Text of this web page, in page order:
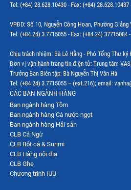
Tel: (+84) 28.628.10430 - Fax: (+84)
VPĐD: Số 10, Nguyễn Công Hoan, Phường Giảng
Tel: (+84 24) 3.7715055 - Fax: (+84 24)
Chịu trách nhiệm: Bà Lê Hằng - Phó Tổng Thư ký
Đơn vị vận hành trang tin điện tử: Trung tâm
Trưởng Ban Biên tập: Bà Nguyễn Thị Vân Hà
Tel: (+84 24) 3.7715055 – (ext.216); email:
CÁC BAN NGÀNH HÀNG
Ban ngành hàng Tôm
Ban ngành hàng Cá nước ngọt
Ban ngành hàng Hải sản
CLB Cá Ngừ
CLB Bột cá & Surimi
CLB Hàng nội địa
CLB Ghẹ
Chương trình IUU